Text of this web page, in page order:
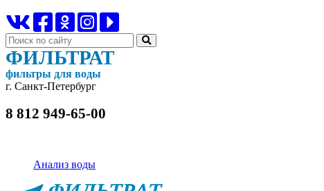
ФИЛЬТРАТ
фильтры для воды
г. Санкт-Петербург
8 812 949-65-00
Анализ воды